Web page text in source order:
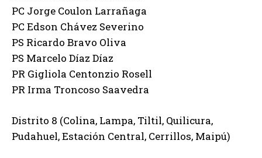
PC Jorge Coulon Larrañaga
PC Edson Chávez Severino
PS Ricardo Bravo Oliva
PS Marcelo Díaz Díaz
PR Gigliola Centonzio Rosell
PR Irma Troncoso Saavedra
Distrito 8 (Colina, Lampa, Tiltil, Quilicura,
Pudahuel, Estación Central, Cerrillos, Maipú)